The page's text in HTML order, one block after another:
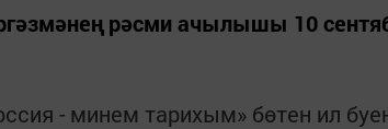
рәсми ачылышы 10
- минем тарихым» бөтен ил